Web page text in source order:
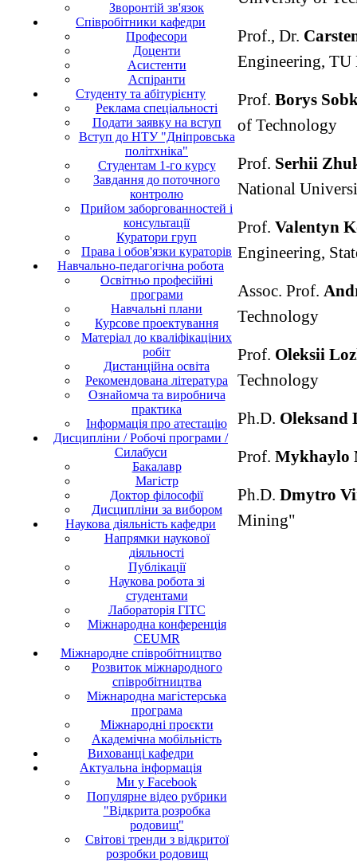
Зворонтій зв'язок
Співробітники кафедри
Професори
Доценти
Асистенти
Аспіранти
Студенту та абітурієнту
Реклама спеціальності
Подати заявку на вступ
Вступ до НТУ "Дніпровська
політхніка"
Студентам 1-го курсу
Завдання до поточного
контролю
Прийом заборгованностей і
консультації
Куратори груп
Права і обов'язки кураторів
Навчально-педагогічна робота
Освітньо професійні
програми
Навчальні плани
Курсове проектування
Матеріал до кваліфікаціних
робіт
Дистанційна освіта
Рекомендована література
Ознайомча та виробнича
практика
Інформація про атестацію
Дисципліни / Робочі програми /
Силабуси
Бакалавр
Магістр
Доктор філософії
Дисципліни за вибором
Наукова діяльність кафедри
Напрямки наукової
діяльності
Публікації
Наукова робота зі
студентами
Лабораторія ГІТС
Міжнародна конференція
CEUMR
Міжнародне співробітництво
Розвиток міжнародного
співробітництва
Міжнародна магістерська
програма
Міжнародні проєкти
Академічна мобільність
Вихованці кафедри
Актуальна інформація
Ми у Facebook
Популярне відео рубрики
"Відкрита розробка
родовищ"
Світові тренди з відкритої
розробки родовищ
Prof., Dr. C
Engineering, TU
Prof. Borys
of Technology
Prof. Serhii
National
Prof. Valentyn
Engineering,
Assoc. Prof. A
Technology
Prof. Oleksii
Technology
Ph.D.​ Oleksand
Prof. Mykhaylo
Ph.D.​ Dmytro
Mining"